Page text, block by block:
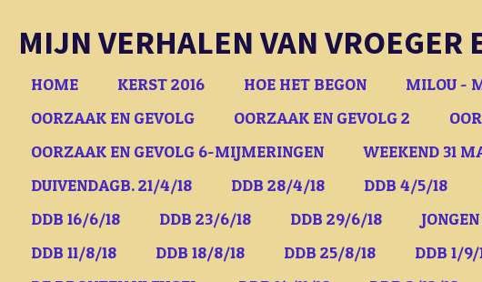
direct
hoofdinhoud
MIJN VERHALEN VAN VROEGER
HOME KERST 2016 HOE HET BEGON MILOU -
OORZAAK EN GEVOLG
OORZAAK EN GEVOLG 2
OORZAAK EN GEVOLG 6-MIJMERINGEN
WEEKEND 31
DUIVENDAGB. 21/4/18
DDB 28/4/18 DDB 4/5/18
DDB 16/6/18
DDB 23/6/18 DDB 29/6/18
DDB 11/8/18
DDB 18/8/18 DDB 25/8/18 DDB 1/9/